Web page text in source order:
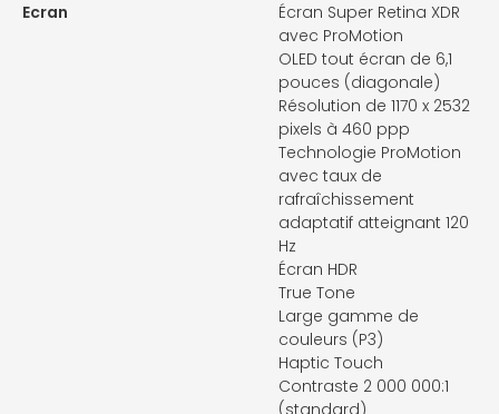
Ecran
Écran Super Retina XDR
avec ProMotion
OLED tout écran de 6,1
pouces (diagonale)
Résolution de 1170 x 2532
pixels à 460 ppp
Technologie ProMotion
avec taux de
rafraîchissement
adaptatif atteignant 120
Hz
Écran HDR
True Tone
Large gamme de
couleurs (P3)
Haptic Touch
Contraste 2 000 000:1